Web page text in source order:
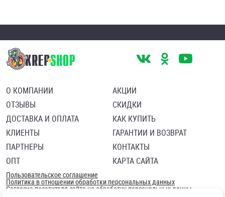
О КОМПАНИИ
ОТЗЫВЫ
ДОСТАВКА И ОПЛАТА
КЛИЕНТЫ
ПАРТНЕРЫ
ОПТ
АКЦИИ
СКИДКИ
КАК КУПИТЬ
ГАРАНТИИ И ВОЗВРАТ
КОНТАКТЫ
КАРТА САЙТА
Пользовательское соглашение
Политика в отношении обработки персональных данных
Согласие посетителя сайта на обработку персональных данны